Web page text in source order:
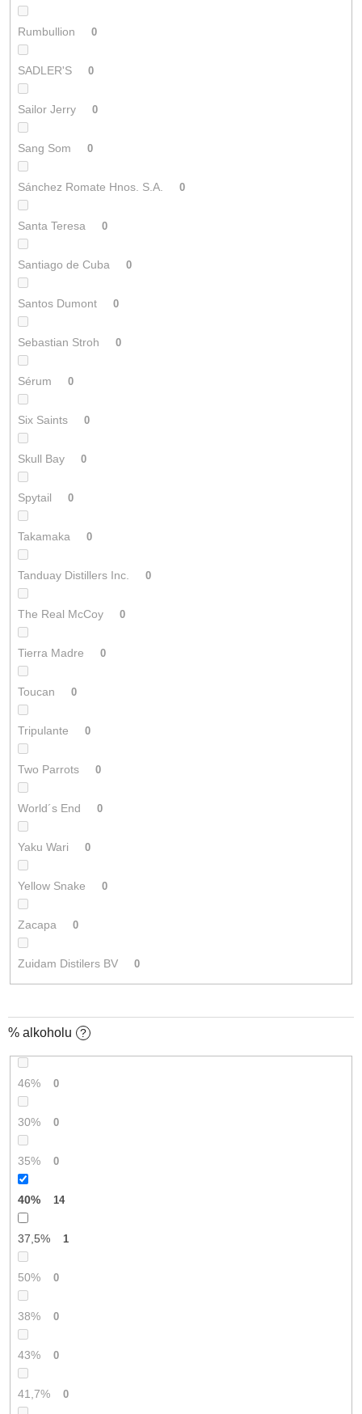
Rumbullion 0
SADLER'S 0
Sailor Jerry 0
Sang Som 0
Sánchez Romate Hnos. S.A. 0
Santa Teresa 0
Santiago de Cuba 0
Santos Dumont 0
Sebastian Stroh 0
Sérum 0
Six Saints 0
Skull Bay 0
Spytail 0
Takamaka 0
Tanduay Distillers Inc. 0
The Real McCoy 0
Tierra Madre 0
Toucan 0
Tripulante 0
Two Parrots 0
World´s End 0
Yaku Wari 0
Yellow Snake 0
Zacapa 0
Zuidam Distilers BV 0
% alkoholu ?
46% 0
30% 0
35% 0
40% 14
37,5% 1
50% 0
38% 0
43% 0
41,7% 0